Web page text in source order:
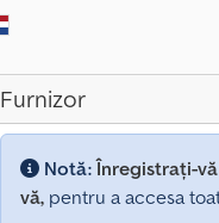
Furnizor
Notă:Înregistrați-
vă, pentru a accesa